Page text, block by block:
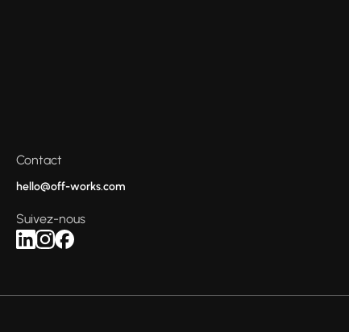
Contact
hello@off-works.com
Suivez-nous